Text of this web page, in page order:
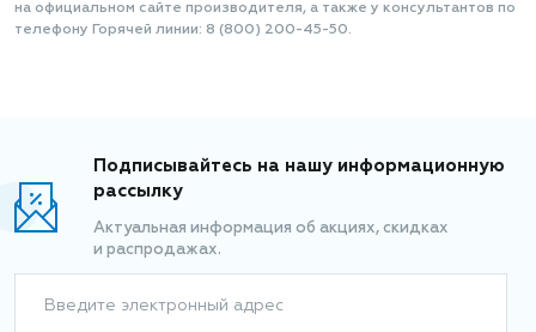
на официальном сайте производителя, а также у консультантов по
телефону Горячей линии: 8 (800) 200-45-50.
Подписывайтесь на нашу информационную
рассылку
Актуальная информация об акциях, скидках
и распродажах.
Введите электронный адрес